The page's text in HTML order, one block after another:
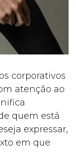
corporativos
atenção ao
quem está
expressar,
em que